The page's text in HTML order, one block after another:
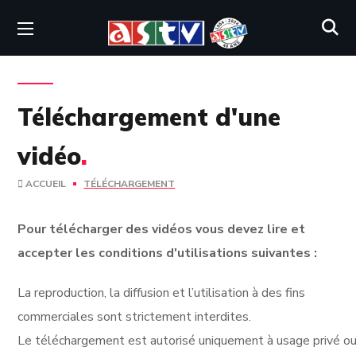
Téléchargement d'une
vidéo.
ACCUEIL TÉLÉCHARGEMENT
Pour télécharger des vidéos vous devez lire et
accepter les conditions d'utilisations suivantes :
La reproduction, la diffusion et l’utilisation à des fins
commerciales sont strictement interdites.
Le téléchargement est autorisé uniquement à usage privé